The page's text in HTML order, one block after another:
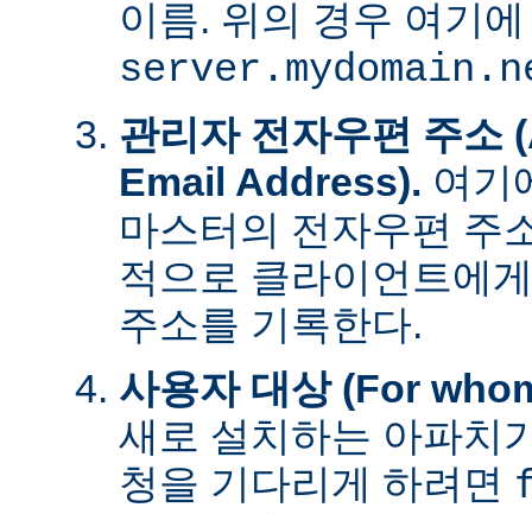
이름. 위의 경우 여기에
관리자 전자우편 주
Email Address). 여기
마스터의 전자우편 주
적으로 클라이언트에
주소를 기록한다.
사용자 대상 (For
새로 설치하는 아파치
청을 기다리게 하려면